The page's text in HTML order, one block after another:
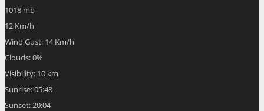
1018 mb
12 Km/h
Wind Gust: 14 Km/h
Clouds:0%
Visibility: 10 km
Sunrise:05:48
Sunset:20:04